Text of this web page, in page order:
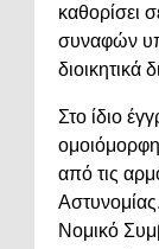
καθορίσει
συναφών
διοικητικά
Στο ίδιο
από τις
Νομικό